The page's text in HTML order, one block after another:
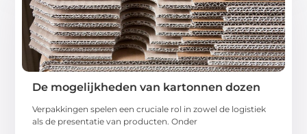
De mogelijkheden van kartonnen dozen
Verpakkingen spelen een cruciale rol in zowel de logistiek
als de presentatie van producten. Onder